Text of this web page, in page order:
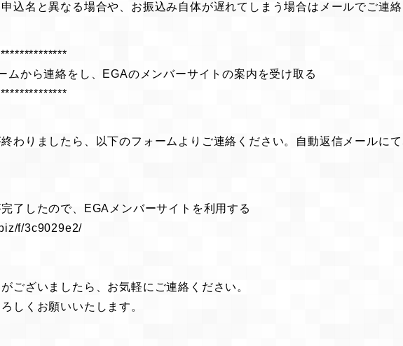
込名と異なる場合や、お振込み自体が遅れてしまう場合はメールでご連
ムから連絡をし、EGAのメンバーサイトの案内を受け取る
わりましたら、以下のフォームよりご連絡ください。自動返信メールに
了したので、EGAメンバーサイトを利用する
f/3c9029e2/
ございましたら、お気軽にご連絡ください。
しくお願いいたします。